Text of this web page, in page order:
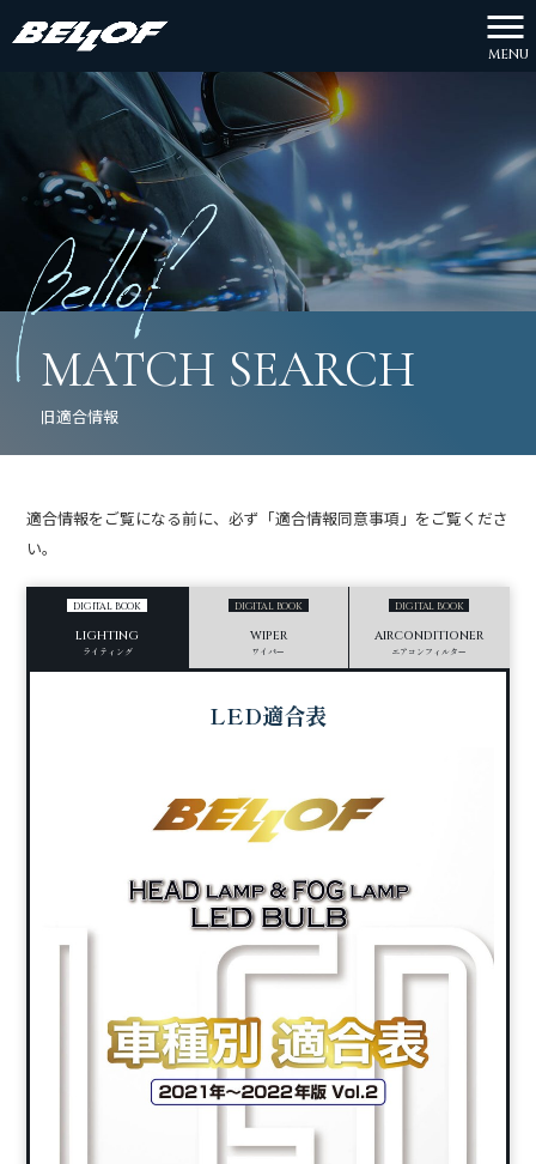
MENU
MATCH SEARCH
旧適合情報
適合情報をご覧になる前に、必ず「適合情報同意事項」をご覧くださ
い。
DIGITAL BOOK
LIGHTING
ライティング
DIGITAL BOOK
WIPER
ワイパー
DIGITAL BOOK
AIRCONDITIONER
エアコンフィルター
LED適合表